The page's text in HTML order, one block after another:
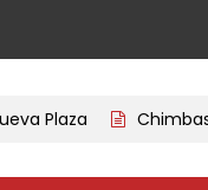
Chimbas A